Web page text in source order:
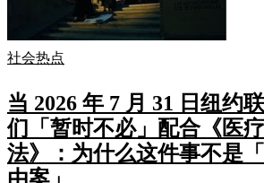
社会热点
当 2026 年 7 月 31 日纽约
们「暂时不必」配合《医
法》：为什么这件事不是